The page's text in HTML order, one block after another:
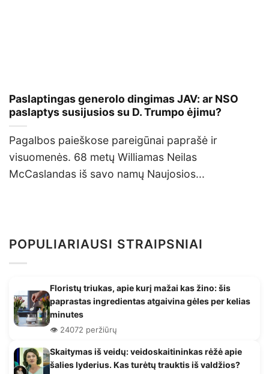
Paslaptingas generolo dingimas JAV: ar NSO
paslaptys susijusios su D. Trumpo ėjimu?
Pagalbos paieškose pareigūnai paprašė ir
visuomenės. 68 metų Williamas Neilas
McCaslandas iš savo namų Naujosios...
POPULIARIAUSI STRAIPSNIAI
Floristų triukas, apie kurį mažai kas žino: šis
paprastas ingredientas atgaivina gėles per kelias
minutes
👁️ 24072 peržiūrų
Skaitymas iš veidų: veidoskaitininkas rėžė apie
šalies lyderius. Kas turėtų trauktis iš valdžios?